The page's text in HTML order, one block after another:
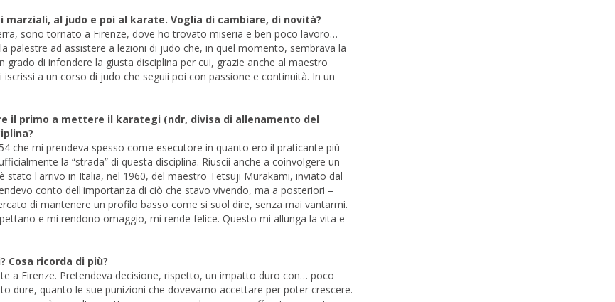
al judo e poi al karate. Voglia di cambiare, di novità?
sono tornato a Firenze, dove ho trovato miseria e ben poco lavoro…
palestre ad assistere a lezioni di judo che, in quel momento, sembrava la
di infondere la giusta disciplina per cui, grazie anche al maestro
a un corso di judo che seguii poi con passione e continuità. In un
il primo a mettere il karategi (ndr, divisa di allenamento del
che mi prendeva spesso come esecutore in quanto ero il praticante più
la “strada” di questa disciplina. Riuscii anche a coinvolgere un
l'arrivo in Italia, nel 1960, del maestro Tetsuji Murakami, inviato dal
conto dell'importanza di ciò che stavo vivendo, ma a posteriori –
di mantenere un profilo basso come si suol dire, senza mai vantarmi.
e mi rendono omaggio, mi rende felice. Questo mi allunga la vita e
Cosa ricorda di più?
a Firenze. Pretendeva decisione, rispetto, un impatto duro con… poco
dure, quanto le sue punizioni che dovevamo accettare per poter crescere.